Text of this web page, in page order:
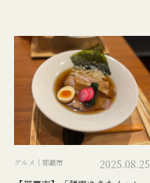
グルメ｜那覇市 2025.08.25